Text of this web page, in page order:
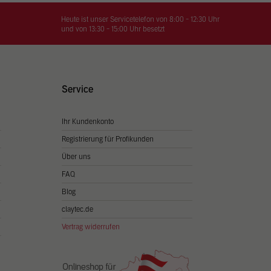
Heute ist unser Servicetelefon von 8:00 - 12:30 Uhr
und von 13:30 - 15:00 Uhr besetzt
Service
Ihr Kundenkonto
Registrierung für Profikunden
Über uns
FAQ
Blog
claytec.de
Vertrag widerrufen
Sie